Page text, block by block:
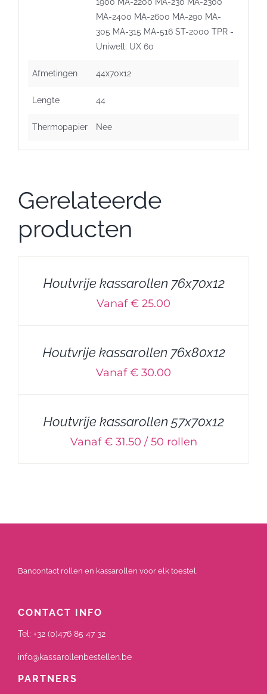
MA-2400 MA-2600 MA-290 MA-
305 MA-315 MA-516 ST-2000 TPR -
Uniwell: UX 60
Afmetingen 44x70x12
Lengte 44
Thermopapier Nee
Gerelateerde
producten
Houtvrije kassarollen 76x70x12
Vanaf € 25.00
Houtvrije kassarollen 76x80x12
Vanaf € 30.00
Houtvrije kassarollen 57x70x12
Vanaf € 31.50 / 50 rollen
Bancontact rollen en kassarollen voor elk toestel.
CONTACT INFO
Tel: +32 (0)476 85 47 32
info@kassarollenbestellen.be
PARTNERS